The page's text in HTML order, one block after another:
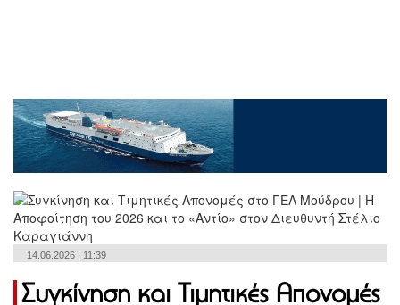
14.06.2026 | 11:39
Συγκίνηση και Τιμητικές Απονομές